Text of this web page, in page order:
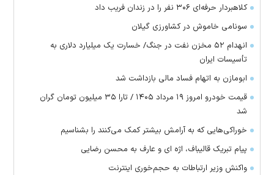
کلاهبردار حرفه‌ای ۳۰۶ نفر را در زندان فریب داد
سونامی خاموش در کشاورزی گیلان
انهدام ۵۲ مخزن نفت در جنگ/ خسارت یک میلیارد دلاری به
تأسیسات ایران
ابومازن به اتهام فساد مالی بازداشت شد
قیمت خودرو امروز ۱۹ مرداد ۱۴۰۵ / تارا ۳۵ میلیون تومان گران
شد
خوراکی‌هایی که به آرامش بیشتر کمک می‌کنند را بشناسیم
پیام تبریک قالیباف، اژه ای و عارف به محسن رضایی
واکنش وزیر ارتباطات به حجم‌خوری اینترنت